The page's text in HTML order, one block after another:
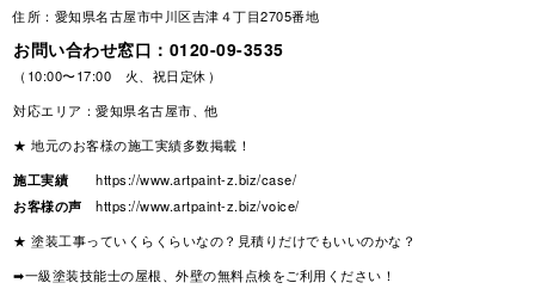
住所：愛知県名古屋市中川区吉津４丁目2705番地
お問い合わせ窓口： 0120-09-3535
（10:00〜17:00 火、祝日定休）
対応エリア：愛知県名古屋市、他
★ 地元のお客様の施工実績多数掲載！
施工実績
https://www.artpaint-z.biz/case/
お客様の声
https://www.artpaint-z.biz/voice/
★ 塗装工事っていくらくらいなの？見積りだけでもいいのかな？
➡一級塗装技能士の屋根、外壁の無料点検をご利用ください！